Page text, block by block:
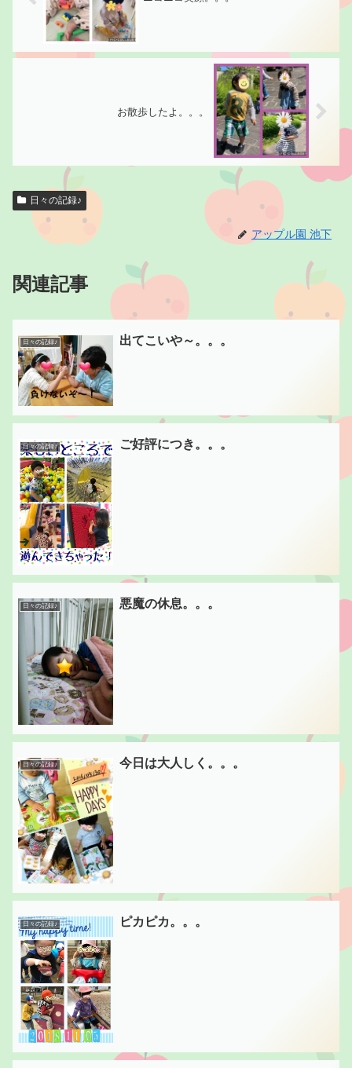
お散歩したよ。。。
日々の記録♪
アップル園 池下
関連記事
日々の記録♪ 出てこいや～。。。
日々の記録♪ ご好評につき。。。
日々の記録♪ 悪魔の休息。。。
日々の記録♪ 今日は大人しく。。。
日々の記録♪ ピカピカ。。。